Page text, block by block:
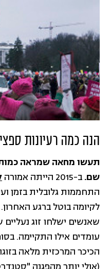
הנה כמה רעיונות
תעשו מחאה שמראה
שם. ב-2015 הייתה אמורה
התחממות גלובלית בזמן
לקיומה בוטל ברגע
שאנשים ישלחו זוג נעליים
עומדים אילו התקיימה.
הכיכר המרכזית מלאה